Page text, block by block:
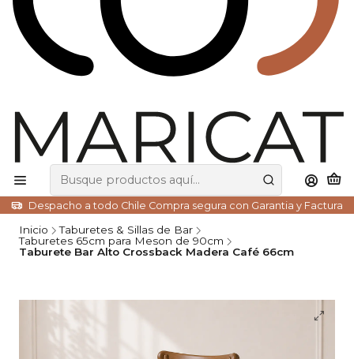
Despacho a todo Chile Compra segura con Garantia y Factura
Inicio
Taburetes & Sillas de Bar
Taburetes 65cm para Meson de 90cm
Taburete Bar Alto Crossback Madera Café 66cm